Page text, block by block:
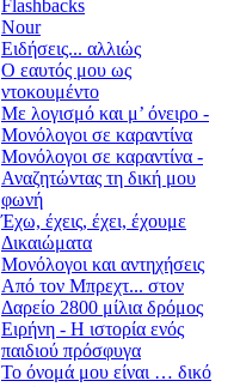
Flashbacks
Nour
Ειδήσεις... αλλιώς
Ο εαυτός μου ως
ντοκουμέντο
Με λογισμό και μ’ όνειρο -
Μονόλογοι σε καραντίνα
Μονόλογοι σε καραντίνα -
Αναζητώντας τη δική μου
φωνή
Έχω, έχεις, έχει, έχουμε
Δικαιώματα
Μονόλογοι και αντηχήσεις
Από τον Μπρεχτ... στον
Δαρείο 2800 μίλια δρόμος
Ειρήνη - Η ιστορία ενός
παιδιού πρόσφυγα
Το όνομά μου είναι … δικό